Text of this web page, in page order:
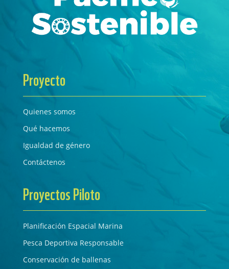
Proyecto
Quienes somos
Qué hacemos
Igualdad de género
Contáctenos
Proyectos Piloto
Planificación Espacial Marina
Pesca Deportiva Responsable
Conservación de ballenas